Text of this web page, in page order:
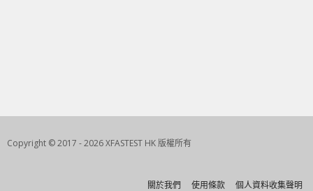
Copyright © 2017 - 2026 XFASTEST HK 版權所有
關於我們 使用條款 個人資料收集聲明